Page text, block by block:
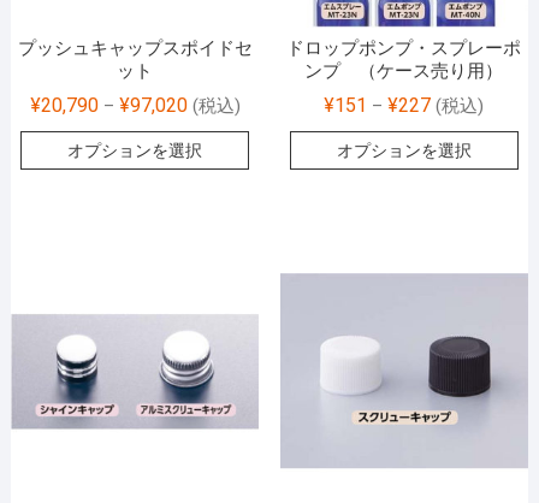
プッシュキャップスポイドセ
ット
¥20,790– ¥97,020 (税込)
オプションを選択
ドロップポンプ・スプレーポ
ンプ （ケース売り用）
¥151 –¥227 (税込)
オプションを選択